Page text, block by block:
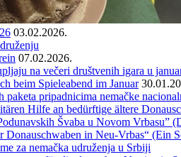
03.02.2026.
07.02.2026.
beim Spieleabend im Januar
Hilfe an bedürftige ältere
Donauschwaben in Neu-Vrbas“ (Ein